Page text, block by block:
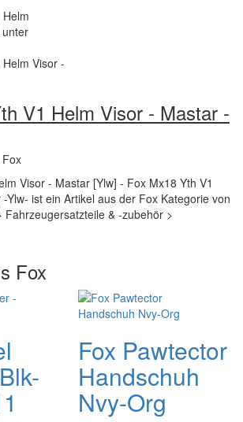
V1 Helm Visor - Mastar -
Fox
Visor - Mastar [Ylw] - Fox Mx18 Yth V1
Ylw- ist ein Artikel aus der Fox Kategorie von
Fahrzeugersatzteile & -zubehör >
Fox
Fox Pawtector
Handschuh
Nvy-Org